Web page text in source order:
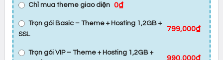
Chỉ mua theme giao diện 0₫
Trọn gói Basic – Theme + Hosting 1,2GB +
SSL
799,000₫
Trọn gói VIP – Theme + Hosting 1,2GB +
990,000₫